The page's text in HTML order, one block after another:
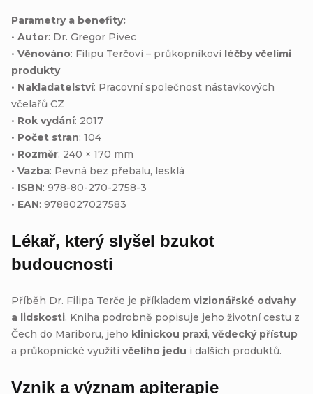
Parametry a benefity:
• Autor: Dr. Gregor Pivec
• Věnováno: Filipu Terčovi – průkopníkovi léčby včelími
produkty
• Nakladatelství: Pracovní společnost nástavkových
včelařů CZ
• Rok vydání: 2017
• Počet stran: 104
• Rozměr: 240 × 170 mm
• Vazba: Pevná bez přebalu, lesklá
• ISBN: 978-80-270-2758-3
• EAN: 9788027027583
Lékař, který slyšel bzukot
budoucnosti
Příběh Dr. Filipa Terče je příkladem vizionářské odvahy
a lidskosti. Kniha podrobně popisuje jeho životní cestu z
Čech do Mariboru, jeho klinickou praxi, vědecký přístup
a průkopnické využitívčelího jedu i dalších produktů.
Vznik a význam apiterapie